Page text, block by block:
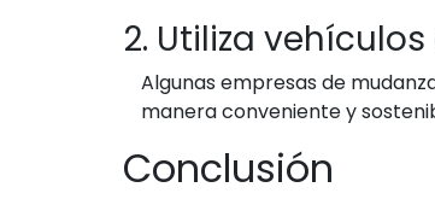
2. Utiliza
Algunas empresas de
manera conveniente y
Conclusión